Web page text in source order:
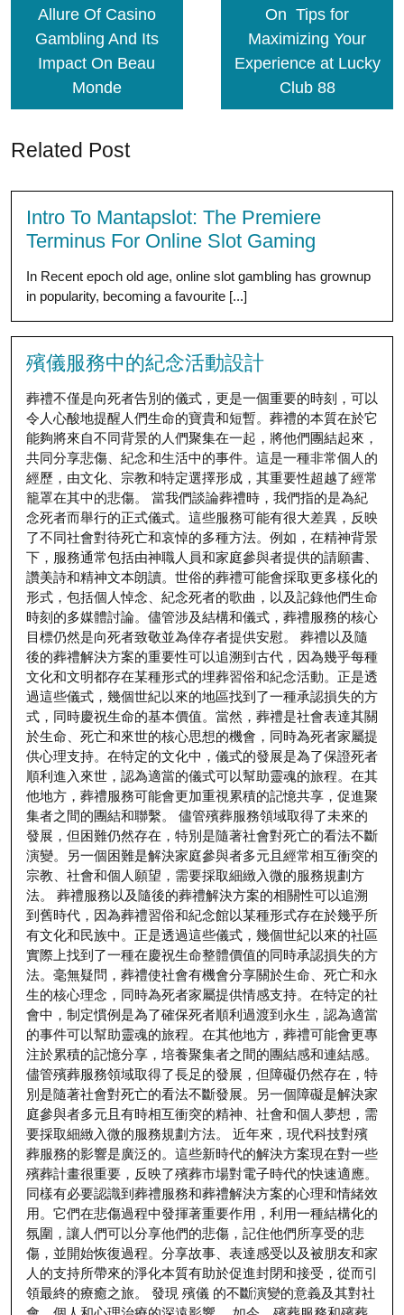
Allure Of Casino
Gambling And Its
Impact On Beau
Monde
On Tips for
Maximizing Your
Experience at Lucky
Club 88
Related Post
Intro To Mantapslot: The Premiere
Terminus For Online Slot Gaming
In Recent epoch old age, online slot gambling has grownup
in popularity, becoming a favourite [...]
殯儀服務中的紀念活動設計
葬禮不僅是向死者告別的儀式，更是一個重要的時刻，可以
令人心酸地提醒人們生命的寶貴和短暫。葬禮的本質在於它
能夠將來自不同背景的人們聚集在一起，將他們團結起來，
共同分享悲傷、紀念和生活中的事件。這是一種非常個人的
經歷，由文化、宗教和特定選擇形成，其重要性超越了經常
籠罩在其中的悲傷。 當我們談論葬禮時，我們指的是為紀
念死者而舉行的正式儀式。這些服務可能有很大差異，反映
了不同社會對待死亡和哀悼的多種方法。例如，在精神背景
下，服務通常包括由神職人員和家庭參與者提供的請願書、
讚美詩和精神文本朗讀。世俗的葬禮可能會採取更多樣化的
形式，包括個人悼念、紀念死者的歌曲，以及記錄他們生命
時刻的多媒體討論。儘管涉及結構和儀式，葬禮服務的核心
目標仍然是向死者致敬並為倖存者提供安慰。 葬禮以及隨
後的葬禮解決方案的重要性可以追溯到古代，因為幾乎每種
文化和文明都存在某種形式的埋葬習俗和紀念活動。正是透
過這些儀式，幾個世紀以來的地區找到了一種承認損失的方
式，同時慶祝生命的基本價值。當然，葬禮是社會表達其關
於生命、死亡和來世的核心思想的機會，同時為死者家屬提
供心理支持。在特定的文化中，儀式的發展是為了保證死者
順利進入來世，認為適當的儀式可以幫助靈魂的旅程。在其
他地方，葬禮服務可能會更加重視累積的記憶共享，促進聚
集者之間的團結和聯繫。 儘管殯葬服務領域取得了未來的
發展，但困難仍然存在，特別是隨著社會對死亡的看法不斷
演變。另一個困難是解決家庭參與者多元且經常相互衝突的
宗教、社會和個人願望，需要採取細緻入微的服務規劃方
法。 葬禮服務以及隨後的葬禮解決方案的相關性可以追溯
到舊時代，因為葬禮習俗和紀念館以某種形式存在於幾乎所
有文化和民族中。正是透過這些儀式，幾個世紀以來的社區
實際上找到了一種在慶祝生命整體價值的同時承認損失的方
法。毫無疑問，葬禮使社會有機會分享關於生命、死亡和永
生的核心理念，同時為死者家屬提供情感支持。在特定的社
會中，制定慣例是為了確保死者順利過渡到永生，認為適當
的事件可以幫助靈魂的旅程。在其他地方，葬禮可能會更專
注於累積的記憶分享，培養聚集者之間的團結感和連結感。
儘管殯葬服務領域取得了長足的發展，但障礙仍然存在，特
別是隨著社會對死亡的看法不斷發展。另一個障礙是解決家
庭參與者多元且有時相互衝突的精神、社會和個人夢想，需
要採取細緻入微的服務規劃方法。 近年來，現代科技對殯
葬服務的影響是廣泛的。這些新時代的解決方案現在對一些
殯葬計畫很重要，反映了殯葬市場對電子時代的快速適應。
同樣有必要認識到葬禮服務和葬禮解決方案的心理和情緒效
用。它們在悲傷過程中發揮著重要作用，利用一種結構化的
氛圍，讓人們可以分享他們的悲傷，記住他們所享受的悲
傷，並開始恢復過程。分享故事、表達感受以及被朋友和家
人的支持所帶來的淨化本質有助於促進封閉和接受，從而引
領最終的療癒之旅。 發現 殯儀 的不斷演變的意義及其對社